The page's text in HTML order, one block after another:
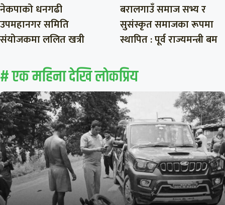
नेकपाको धनगढी
उपमहानगर समिति
संयोजकमा ललित खत्री
बरालगाउँ समाज सभ्य र
सुसंस्कृत समाजका रूपमा
स्थापित : पूर्व राज्यमन्त्री बम
# एक महिना देखि लाेकप्रिय